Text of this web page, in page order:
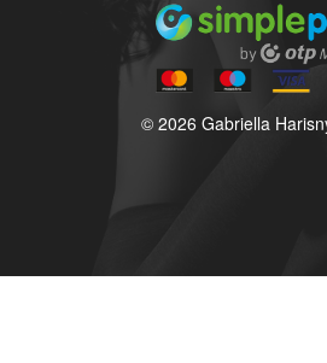
© 2026 Gabriella